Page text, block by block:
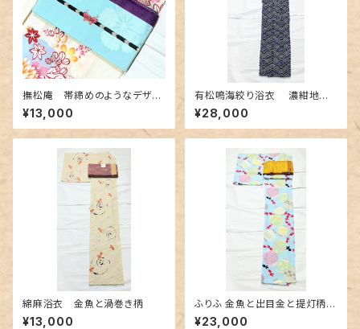
撫松庵 帯締めのようなデザイ
ン半幅帯 水色&紫色
¥13,000
有松鳴海絞り浴衣 濃紺地に
青海波柄
¥28,000
綿麻浴衣 金魚と渦巻き柄
¥13,000
ふりふ 金魚と出目金と提灯柄の
セオα浴衣
¥23,000